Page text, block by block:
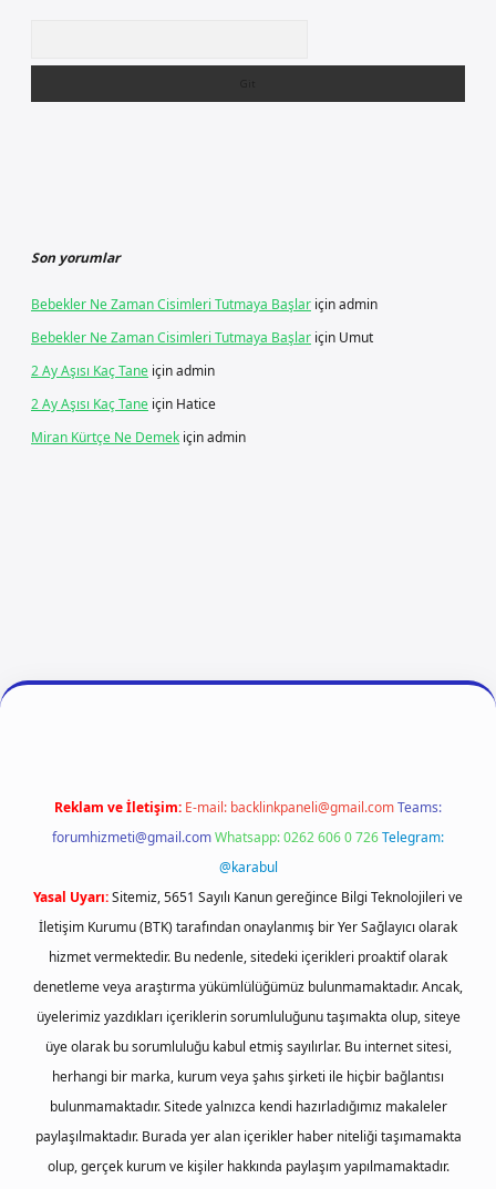
Son yorumlar
Bebekler Ne Zaman Cisimleri Tutmaya Başlar içinadmin
Bebekler Ne Zaman Cisimleri Tutmaya Başlar için Umut
2 Ay Aşısı Kaç Tane içinadmin
2 Ay Aşısı Kaç Tane için Hatice
Miran Kürtçe Ne Demek içinadmin
ilbet girişvdcasino girişbetexper
Reklam ve İletişim: E-mail: backlinkpaneli@gmail.comTeams:
forumhizmeti@gmail.comWhatsapp: 0262 606 0 726Telegram:
@karabul
Yasal Uyarı:Sitemiz, 5651 Sayılı Kanun gereğince Bilgi Teknolojileri ve
İletişim Kurumu (BTK) tarafından onaylanmış bir Yer Sağlayıcı olarak
hizmet vermektedir. Bu nedenle, sitedeki içerikleri proaktif olarak
denetleme veya araştırma yükümlülüğümüz bulunmamaktadır. Ancak,
üyelerimiz yazdıkları içeriklerin sorumluluğunu taşımakta olup, siteye
üye olarak bu sorumluluğu kabul etmiş sayılırlar. Bu internet sitesi,
herhangi bir marka, kurum veya şahıs şirketi ile hiçbir bağlantısı
bulunmamaktadır. Sitede yalnızca kendi hazırladığımız makaleler
paylaşılmaktadır. Burada yer alan içerikler haber niteliği taşımamakta
olup, gerçek kurum ve kişiler hakkında paylaşım yapılmamaktadır.